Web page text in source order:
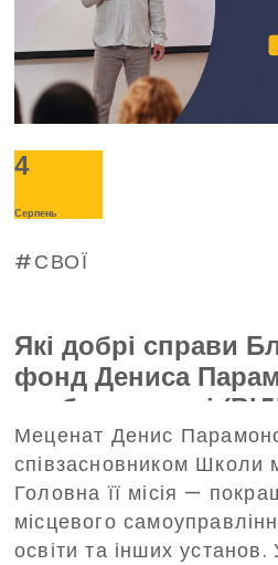
4
Серпень
СВОЇ
Які добрі справи
фонд Дениса
зробив у липні
Меценат Денис
співзасновником Школи
Головна її місія —
місцевого
освіти та інших